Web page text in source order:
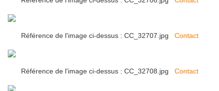
Référence de l'image ci-dessus : CC_32707.jpg Contact
Référence de l'image ci-dessus : CC_32708.jpg Contact